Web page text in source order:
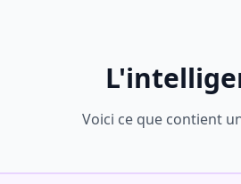
Voici ce que contient